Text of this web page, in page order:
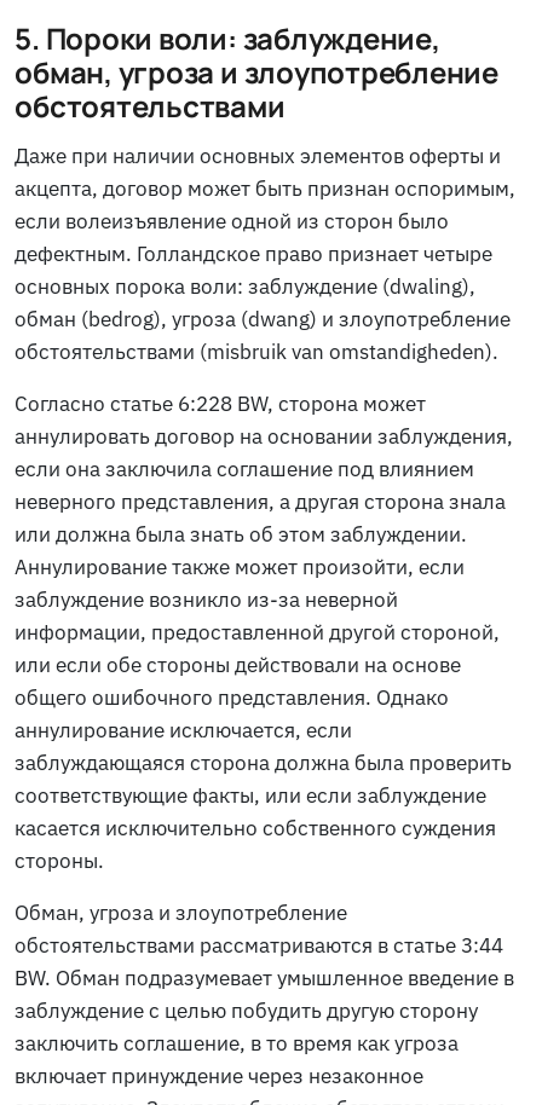
5. Пороки воли: заблуждение,
обман, угроза и злоупотребление
обстоятельствами
Даже при наличии основных элементов оферты и
акцепта, договор может быть признан оспоримым,
если волеизъявление одной из сторон было
дефектным. Голландское право признает четыре
основных порока воли: заблуждение (dwaling),
обман (bedrog), угроза (dwang) и злоупотребление
обстоятельствами (misbruik van omstandigheden).
Согласно статье 6:228 BW, сторона может
аннулировать договор на основании заблуждения,
если она заключила соглашение под влиянием
неверного представления, а другая сторона знала
или должна была знать об этом заблуждении.
Аннулирование также может произойти, если
заблуждение возникло из-за неверной
информации, предоставленной другой стороной,
или если обе стороны действовали на основе
общего ошибочного представления. Однако
аннулирование исключается, если
заблуждающаяся сторона должна была проверить
соответствующие факты, или если заблуждение
касается исключительно собственного суждения
стороны.
Обман, угроза и злоупотребление
обстоятельствами рассматриваются в статье 3:44
BW. Обман подразумевает умышленное введение в
заблуждение с целью побудить другую сторону
заключить соглашение, в то время как угроза
включает принуждение через незаконное